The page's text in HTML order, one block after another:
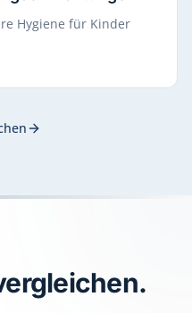
Hygiene für Kinder